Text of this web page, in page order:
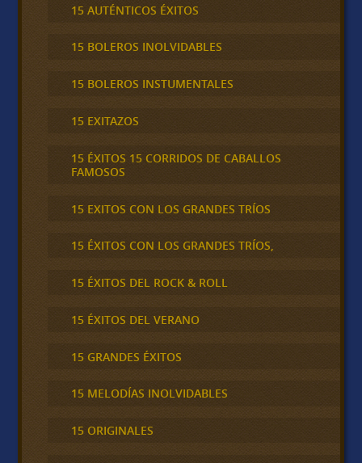
15 AUTÉNTICOS ÉXITOS
15 BOLEROS INOLVIDABLES
15 BOLEROS INSTUMENTALES
15 EXITAZOS
15 ÉXITOS 15 CORRIDOS DE CABALLOS
FAMOSOS
15 EXITOS CON LOS GRANDES TRÍOS
15 ÉXITOS CON LOS GRANDES TRÍOS,
15 ÉXITOS DEL ROCK & ROLL
15 ÉXITOS DEL VERANO
15 GRANDES ÉXITOS
15 MELODÍAS INOLVIDABLES
15 ORIGINALES